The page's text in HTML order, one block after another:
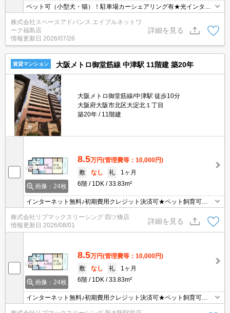
ペット可（小型犬・猫）！駐車場カーシェアリング有★光インター
ネット無料。梅田まで自転車圏内の好立地！水回りの設備が充実
（浴室テレビ・乾燥機・ミストサウナ・ウォシュレット・シャンプ
ードレッサーetc）。
株式会社スペースアドバンス エイブルネットワ
ーク福島店
情報更新日 2026/07/26
詳細を見る
賃貸マンション 大阪メトロ御堂筋線 中津駅 11階建 築20年
大阪メトロ御堂筋線/中津駅 徒歩10分
大阪府大阪市北区大淀北１丁目
築20年
11階建
画像：24枚
8.5万円(管理費等：10,000円)
敷
なし 礼
1ヶ月
6階
1DK 33.83m²
インターネット無料♪初期費用クレジット決済可★ペット飼育可
（犬・猫）★弊社は天満橋駅前店、新大阪駅前店、梅田店、江坂
店、四ツ橋店ご希望の店舗でご対応可能です★女性スタッフ・ベテ
ランスタッフ在籍★何でもご相談ください。内見代行・写真撮影/動
画撮影/WEB契約等来店不要でご契約可能です。
株式会社リブマックスリーシング 四ツ橋店
情報更新日 2026/08/01
詳細を見る
画像：24枚
8.5万円(管理費等：10,000円)
敷
なし 礼
1ヶ月
6階
1DK 33.83m²
インターネット無料♪初期費用クレジット決済可★ペット飼育可
（犬・猫）★弊社は天満橋駅前店、新大阪駅前店、梅田店、江坂